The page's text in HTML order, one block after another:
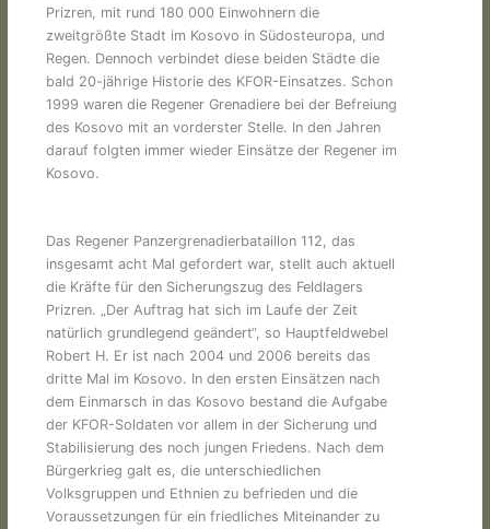
Prizren, mit rund 180 000 Einwohnern die
zweitgrößte Stadt im Kosovo in Südosteuropa, und
Regen. Dennoch verbindet diese beiden Städte die
bald 20-jährige Historie des KFOR-Einsatzes. Schon
1999 waren die Regener Grenadiere bei der Befreiung
des Kosovo mit an vorderster Stelle. In den Jahren
darauf folgten immer wieder Einsätze der Regener im
Kosovo.
Das Regener Panzergrenadierbataillon 112, das
insgesamt acht Mal gefordert war, stellt auch aktuell
die Kräfte für den Sicherungszug des Feldlagers
Prizren. „Der Auftrag hat sich im Laufe der Zeit
natürlich grundlegend geändert“, so Hauptfeldwebel
Robert H. Er ist nach 2004 und 2006 bereits das
dritte Mal im Kosovo. In den ersten Einsätzen nach
dem Einmarsch in das Kosovo bestand die Aufgabe
der KFOR-Soldaten vor allem in der Sicherung und
Stabilisierung des noch jungen Friedens. Nach dem
Bürgerkrieg galt es, die unterschiedlichen
Volksgruppen und Ethnien zu befrieden und die
Voraussetzungen für ein friedliches Miteinander zu